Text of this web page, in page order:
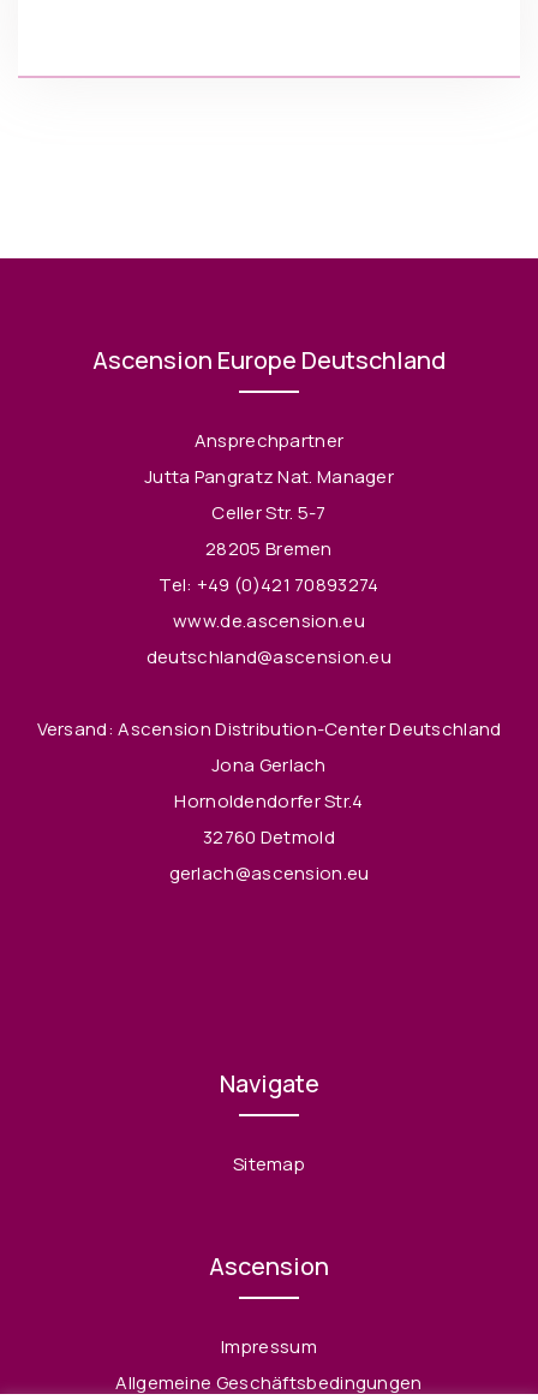
Ascension Europe Deutschland
Ansprechpartner
Jutta Pangratz Nat. Manager
Celler Str. 5-7
28205 Bremen
Tel: +49 (0)421 70893274
www.de.ascension.eu
deutschland@ascension.eu
Versand: Ascension Distribution-Center Deutschland
Jona Gerlach
Hornoldendorfer Str.4
32760 Detmold
gerlach@ascension.eu
Navigate
Sitemap
Ascension
Impressum
Allgemeine Geschäftsbedingungen